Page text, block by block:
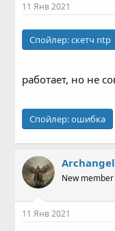
11 Янв 2021
Спойлер:скетч ntp
работает, но не
Спойлер:ошибка
New member
11 Янв 2021